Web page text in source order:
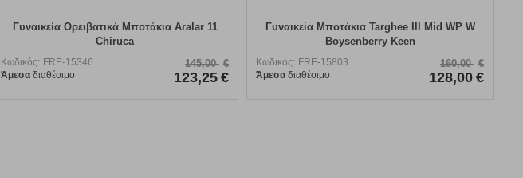
Γυναικεία Ορειβατικά Μποτάκια Aralar 11
Chiruca
Κωδικός: FRE-15346
Άμεσα διαθέσιμο
145,00 €
123,25 €
Γυναικεία Μποτάκια Targhee III Mid WP W
Boysenberry Keen
Κωδικός: FRE-15803
Άμεσα διαθέσιμο
160,00 €
128,00 €